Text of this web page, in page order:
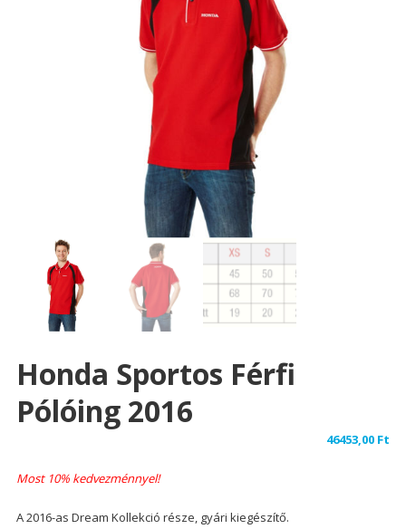
Honda Sportos Férfi
Pólóing 2016
46453,00 Ft
Most 10% kedvezménnyel!
A 2016-as Dream Kollekció része, gyári kiegészítő.